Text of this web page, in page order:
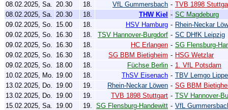
08.02.2025, Sa. 20.30 18. VfL Gummersbach - TVB 1898
08.02.2025, Sa. 20.30 18. THW Kiel - SC Magdeburg
09.02.2025, So. 15.00 18. HSV Hamburg - Rhein-Neckar
09.02.2025, So. 16.30 18. TSV Hannover-Burgdorf - SC DHfK Leipzig
09.02.2025, So. 16.30 18. HC Erlangen - SG Flensburg-
09.02.2025, So. 16.30 18. SG BBM Bietigheim - HSG Wetzlar
09.02.2025, So. 18.00 18. Füchse Berlin - 1. VfL Potsdam
10.02.2025, Mo. 19.00 18. ThSV Eisenach - TBV Lemgo Lippe
13.02.2025, Do. 19.00 19. Rhein-Neckar Löwen - SG BBM
13.02.2025, Do. 19.00 19. TVB 1898 Stuttgart - TSV Hannover-
15.02.2025, Sa. 19.00 19. SG Flensburg-Handewitt - VfL